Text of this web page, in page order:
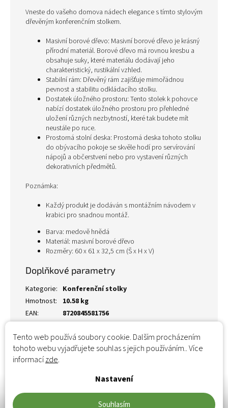
Tento web používá soubory cookie. Dalším procházením
tohoto webu vyjadřujete souhlas s jejich používáním.. Více
informacízde.
Nastavení
Souhlasím
Vneste do vašeho domova nádech elegance s tímto stylovým
dřevěným konferenčním stolkem.
Masivní borové dřevo: Masivní borové dřevo je krásný
přírodní materiál. Borové dřevo má rovnou kresbu a
obsahuje suky, které materiálu dodávají jeho
charakteristický, rustikální vzhled.
Stabilní rám: Dřevěný rám zajišťuje mimořádnou
pevnost a stabilitu odkládacího stolku.
Dostatek úložného prostoru: Tento stolek k pohovce
nabízí dostatek úložného prostoru pro přehledné
uložení různých nezbytností, které tak budete mít
neustále po ruce.
Prostorná stolní deska: Prostorná deska tohoto stolku
do obývacího pokoje se skvěle hodí pro servírování
nápojů a občerstvení nebo pro vystavení různých
dekorativních předmětů.
Poznámka:
Každý produkt je dodáván s montážním návodem v
krabici pro snadnou montáž.
Barva: medově hnědá
Materiál: masivní borové dřevo
Rozměry: 60 x 61 x 32,5 cm (Š x H x V)
Doplňkové parametry
Kategorie: Konferenční stolky
Hmotnost:
10.58 kg
EAN: 8720845581756